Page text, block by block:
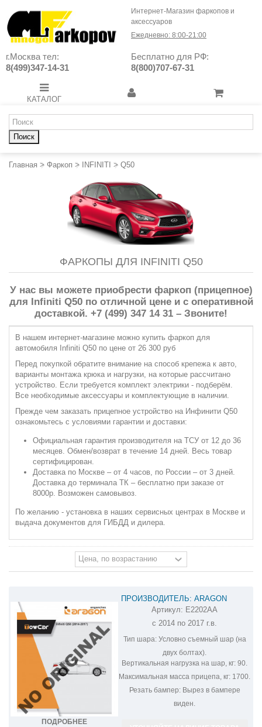
Интернет-Магазин фаркопов и
аксессуаров
Ежедневно: 8:00-21:00
г.Москва тел:
8(499)347-14-31
Бесплатно для РФ:
8(800)707-67-31
КАТАЛОГ
Поиск
Главная > Фаркоп > INFINITI > Q50
ФАРКОПЫ ДЛЯ INFINITI Q50
У нас вы можете приобрести фаркоп (прицепное)
для Infiniti Q50 по отличной цене и с оперативной
доставкой. +7 (499) 347 14 31 – Звоните!
В нашем интернет-магазине можно купить фаркоп для
автомобиля Infiniti Q50 по цене от 26 300 руб
Перед покупкой обратите внимание на способ крепежа к авто,
варианты монтажа крюка и нагрузки, на которые рассчитано
устройство. Если требуется комплект электрики - подберём.
Все необходимые аксессуары и комплектующие в наличии.
Прежде чем заказать прицепное устройство на Инфинити Q50
ознакомьтесь с условиями гарантии и доставки:
Официальная гарантия производителя на ТСУ от 12 до 36
месяцев. Обмен/возврат в течение 14 дней. Весь товар
сертифицирован.
Доставка по Москве – от 4 часов, по России – от 3 дней.
Доставка до терминала ТК – бесплатно при заказе от
8000р. Возможен самовывоз.
По желанию - установка в наших сервисных центрах в Москве и
выдача документов для ГИБДД и дилера.
ПОДРОБНЕЕ
ПРОИЗВОДИТЕЛЬ: ARAGON
ФАРКОП НА INFINITI Q50 E2202AA
Артикул: E2202AA
с 2014 по 2017 г.в.
Тип шара:Условно съемный шар (на
двух болтах).
Вертикальная нагрузка на шар, кг: 90.
Максимальная масса прицепа, кг: 1700.
Резать бампер:Вырез в бампере
виден.